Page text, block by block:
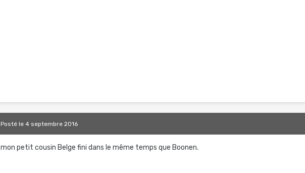
Postéle 4 septembre 2016
mon petit cousin Belge fini dans le même temps que Boonen.